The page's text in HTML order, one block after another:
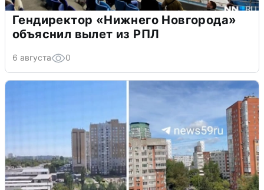
Гендиректор «Нижнего Новгорода»
объяснил вылет из РПЛ
6 августа 0